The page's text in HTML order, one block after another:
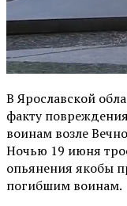
В Ярославской
факту
воинам возле
Ночью 19 июня
опьянения якобы
погибшим воинам.